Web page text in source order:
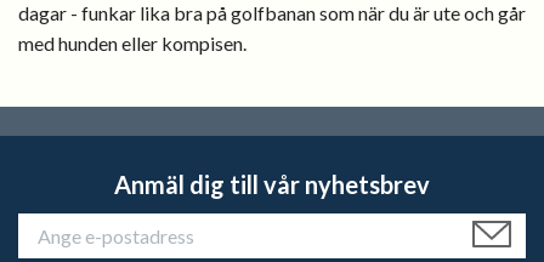
dagar - funkar lika bra på golfbanan som när du är ute och går
med hunden eller kompisen.
Anmäl dig till vår nyhetsbrev